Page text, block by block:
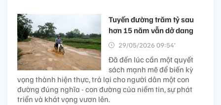
Tuyến đường trăm tỷ sau
hơn 15 năm vẫn dở dang
29/05/2026 09:54’
Đã đến lúc cần một quyết
sách mạnh mẽ để biến kỳ
vọng thành hiện thực, trả lại cho người dân một con
đường đúng nghĩa - con đường của niềm tin, sự phát
triển và khát vọng vươn lên.